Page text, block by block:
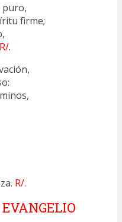
puro,
firme;
R/.
R/.
EVANGELIO